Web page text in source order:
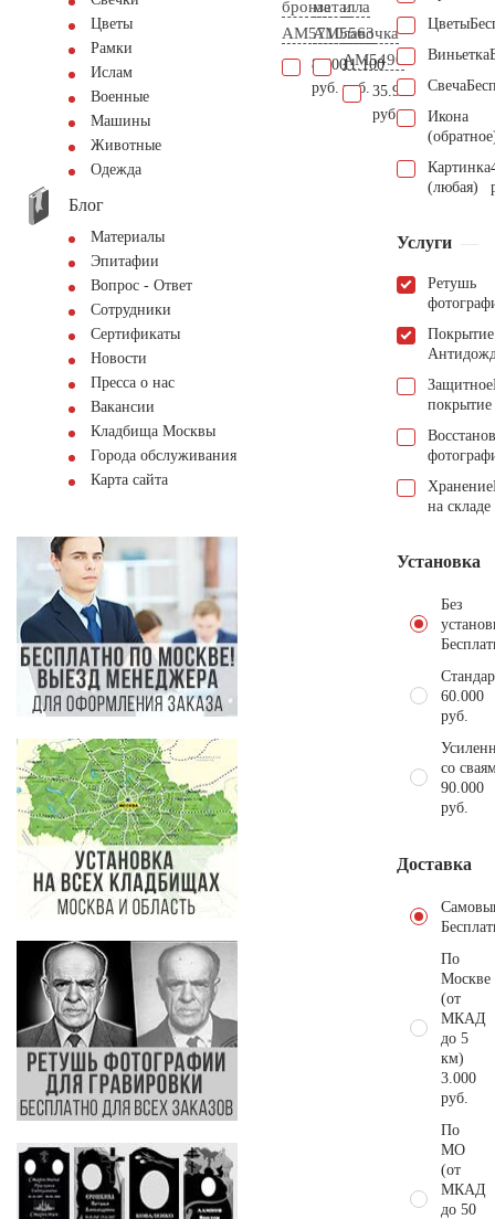
Цветы
Рамки
Ислам
Военные
Машины
Животные
Одежда
Блог
Материалы
Эпитафии
Вопрос - Ответ
Сотрудники
Сертификаты
Новости
Пресса о нас
Вакансии
Кладбища Москвы
Города обслуживания
Карта сайта
бронза
AM5710
8.600
руб.
металла
AM5563
11.100
руб.
и
лавочка
AM5490
35.900
руб.
Цветы
Виньетка
Свеча
Икона
Картинка
(любая)
Услуги
Ретушь
Покрытие
Защитное
покрытие
Хранение
на складе
Установка
Без
60.000
руб.
со
90.000
руб.
Доставка
По
Москве
(от
МКАД
до 5
км)
3.000
руб.
По
МО
(от
МКАД
до 50